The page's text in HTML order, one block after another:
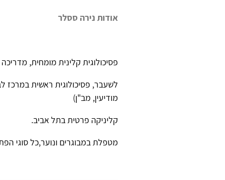
אודות נירה ססלר
פסיכולוגית קלינית מומחית, מדריכה
לשעבר, פסיכולוגית ראשית
מודיעין, מב"ן)
קליניקה פרטית בתל אביב.
מטפלת במבוגרים ונוער,כל סוגי